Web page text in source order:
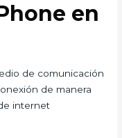
en
de comunicación
de manera
internet